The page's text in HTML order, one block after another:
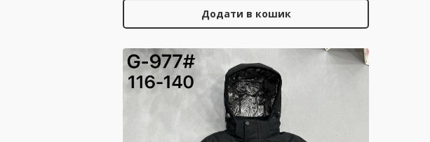
Додати в кошик